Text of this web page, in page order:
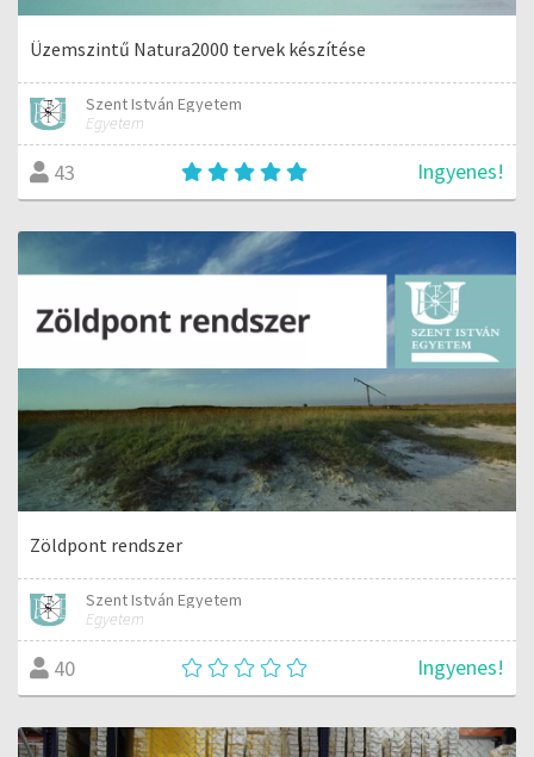
Üzemszintű Natura2000 tervek készítése
Szent István Egyetem
Egyetem
43 Ingyenes!
Zöldpont rendszer
Szent István Egyetem
Egyetem
40 Ingyenes!